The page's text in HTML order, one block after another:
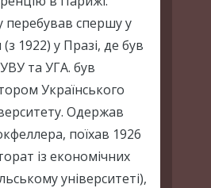
перебував спершу у
(з 1922) у Празі, де був
та УГА. був
Українського
Одержав
поїхав 1926
із економічних
університеті),